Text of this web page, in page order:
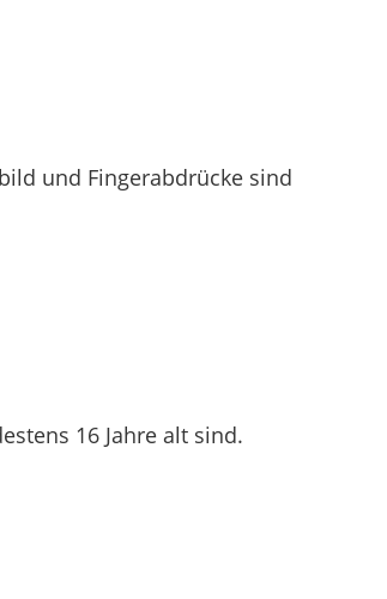
und Fingerabdrücke sind
16 Jahre alt sind.